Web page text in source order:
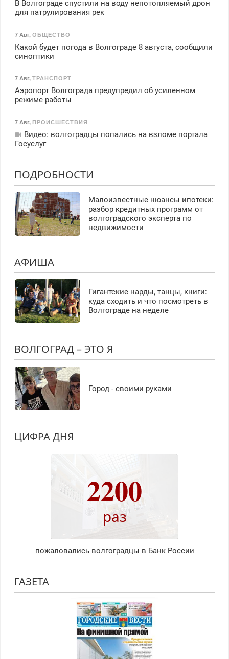
В Волгограде спустили на воду непотопляемый дрон
для патрулирования рек
7 Авг, ОБЩЕСТВО
Какой будет погода в Волгограде 8 августа, сообщили
синоптики
7 Авг, ТРАНСПОРТ
Аэропорт Волгограда предупредил об усиленном
режиме работы
7 Авг, ПРОИСШЕСТВИЯ
Видео: волгоградцы попались на взломе портала
Госуслуг
ПОДРОБНОСТИ
Малоизвестные нюансы ипотеки:
разбор кредитных программ от
волгоградского эксперта по
недвижимости
АФИША
Гигантские нарды, танцы, книги:
куда сходить и что посмотреть в
Волгограде на неделе
ВОЛГОГРАД – ЭТО Я
Город - своими руками
ЦИФРА ДНЯ
2200
раз
пожаловались волгоградцы в Банк России
ГАЗЕТА